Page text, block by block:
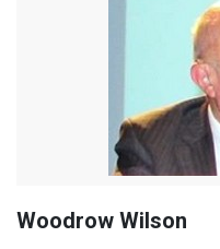
Woodrow Wilson